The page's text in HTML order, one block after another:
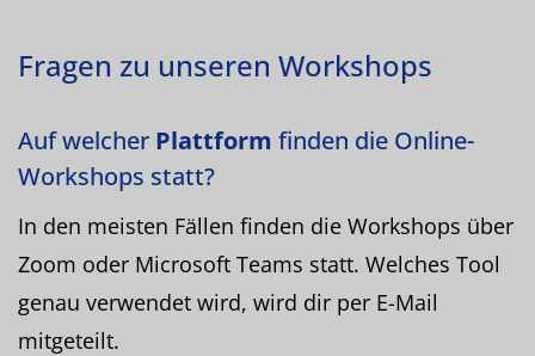
Fragen zu unseren Workshops
Auf welcher Plattform finden die Online-
Workshops statt?
In den meisten Fällen finden die Workshops über
Zoom oder Microsoft Teams statt. Welches Tool
genau verwendet wird, wird dir per E-Mail
mitgeteilt.